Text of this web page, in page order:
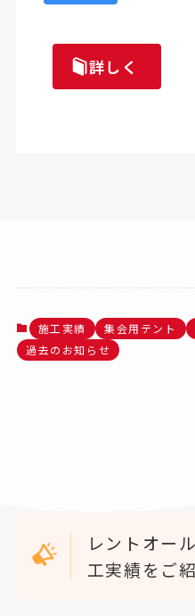
詳しく
施工実績 集会用テント
過去のお知らせ
レントオー
工実績をご